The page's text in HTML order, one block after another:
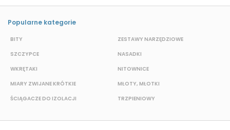
Popularne kategorie
BITY
SZCZYPCE
WKRĘTAKI
MIARY ZWIJANE KRÓTKIE
ŚCIĄGACZE DO IZOLACJI
ZESTAWY NARZĘDZIOWE
NASADKI
NITOWNICE
MŁOTY, MŁOTKI
TRZPIENIOWY